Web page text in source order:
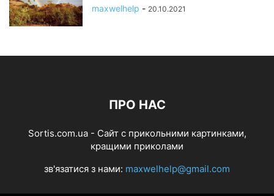
maxwelhelp - 20.10.2021
ПРО НАС
Sortis.com.ua - Cайт с прикольними картинками,
кращими приколами
зв'язатися з нами: maxwelhelp@gmail.com